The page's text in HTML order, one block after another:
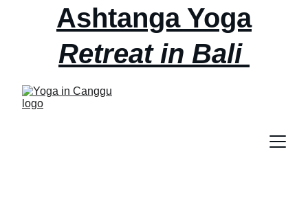
Ashtanga Yoga
Retreat in Bali
September 2nd -